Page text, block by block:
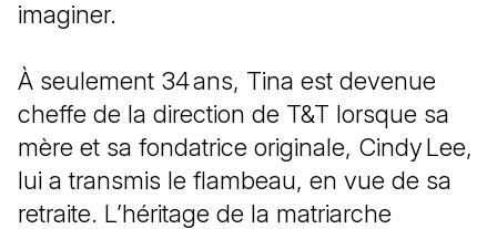
imaginer.
À seulement 34 ans, Tina est devenue
cheffe de la direction de T&T lorsque sa
mère et sa fondatrice originale, Cindy Lee,
lui a transmis le flambeau, en vue de sa
retraite. L’héritage de la matriarche